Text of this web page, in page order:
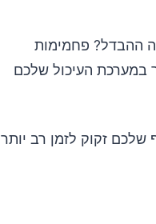
ההבדל? פחמימות
במערכת העיכול שלכם
זקוק לזמן רב יותר